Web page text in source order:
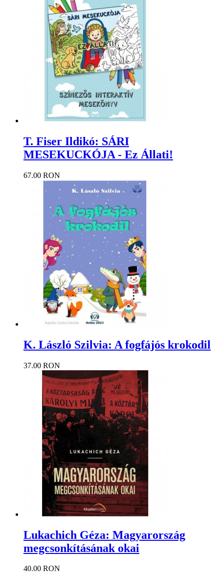
T. Fiser Ildikó: SÁRI
MESEKUCKÓJA - Ez Állati!
67.00 RON
K. László Szilvia: A fogfájós krokodil
37.00 RON
Lukachich Géza: Magyarország
megcsonkításának okai
40.00 RON